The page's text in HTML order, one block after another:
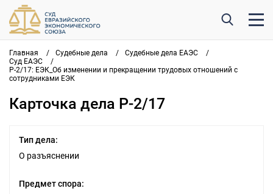
Главная / Судебные дела / Судебные дела ЕАЭС
/
Суд ЕАЭС
/
Р-2/17: ЕЭК_Об изменении и прекращении трудовых отношений с
сотрудниками ЕЭК
Карточка дела Р-2/17
Тип дела:
О разъяснении
Предмет спора: